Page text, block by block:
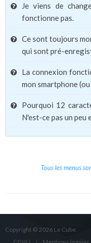
Je viens de
fonctionne pas.
Ce sont toujours
qui sont pré-
La connexion
mon smartphone
Pourquoi 12
N'est-ce pas un peu
Tous les menus
Copyright © 2026 Le Cube.